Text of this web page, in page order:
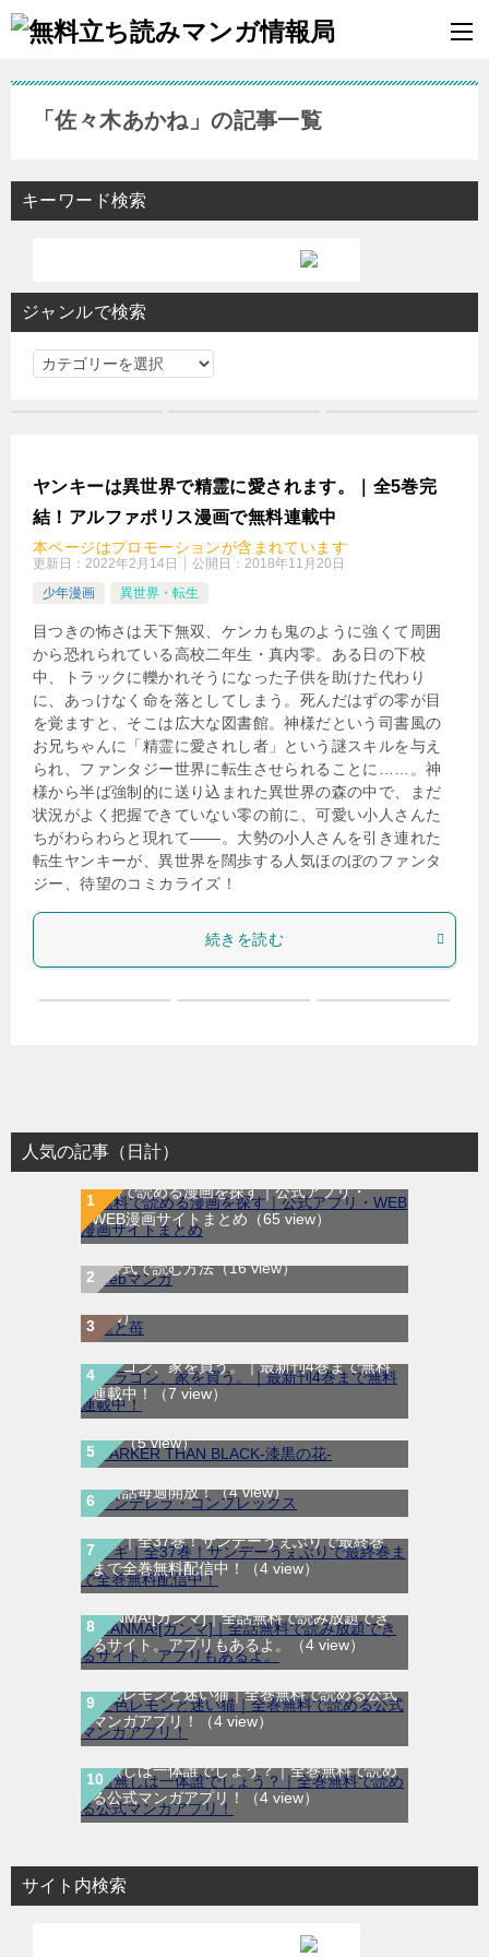
「佐々木あかね」の記事一覧
キーワード検索
ジャンルで検索
ジ
検
索
ヤンキーは異世界で精霊に愛されます。｜全5巻完
結！アルファポリス漫画で無料連載中
本ページはプロモーションが含まれています
更新日： 2022年2月14日 公開日： 2018年11月20日
少年漫画
異世界・転生
目つきの怖さは天下無双、ケンカも鬼のように強くて周囲
から恐れられている高校二年生・真内零。ある日の下校
中、トラックに轢かれそうになった子供を助けた代わり
に、あっけなく命を落としてしまう。死んだはずの零が目
を覚ますと、そこは広大な図書館。神様だという司書風の
お兄ちゃんに「精霊に愛されし者」という謎スキルを与え
られ、ファンタジー世界に転生させられることに……。神
様から半ば強制的に送り込まれた異世界の森の中で、まだ
状況がよく把握できていない零の前に、可愛い小人さんた
ちがわらわらと現れて――。大勢の小人さんを引き連れた
転生ヤンキーが、異世界を闊歩する人気ほのぼのファンタ
ジー、待望のコミカライズ！
続きを読む
人気の記事（日計）
無料で読める漫画を探す｜公式アプリ・
WEB漫画サイトまとめ （65 view）
WEB漫画サイト一覧｜ブラウザで無料漫画
を公式で読む方法（16 view）
龍と苺｜最新刊第4巻！全巻無料で読める公
式マンガアプリ＿サンデーうぇぶり（10
view）
ドラゴン、家を買う。｜最新刊4巻まで無料
連載中！
（7 view）
DARKER THAN BLACK-漆黒の花-｜全4巻完
結！マンガUP!で最終巻まで全巻無料配信
中！（5 view）
シンデレラ・コンプレックス｜マンガMeeで
無料話毎週開放！（4 view）
マギ｜全37巻！サンデーうぇぶりで最終巻
まで全巻無料配信中！
（4 view）
GANMA![ガンマ]｜全話無料で読み放題でき
るサイト。アプリもあるよ。
（4 view）
空色レモンと迷い猫｜全巻無料で読める公式
マンガアプリ！
（4 view）
名無しは一体誰でしょう？｜全巻無料で読め
る公式マンガアプリ！
（4 view）
サイト内検索